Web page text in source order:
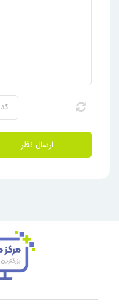
ارسال نظر